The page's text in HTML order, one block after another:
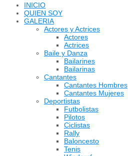
INICIO
QUIEN SOY
GALERIA
Actores y Actrices
Actores
Actrices
Baile y Danza
Bailarines
Bailarinas
Cantantes
Cantantes Hombres
Cantantes Mujeres
Deportistas
Futbolistas
Pilotos
Ciclistas
Rally
Baloncesto
Tenis